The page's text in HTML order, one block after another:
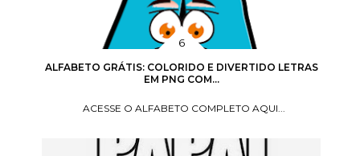
ALFABETO GRÁTIS: COLORIDO E DIVERTIDO LETRAS
EM PNG COM...
ACESSE O ALFABETO COMPLETO AQUI...